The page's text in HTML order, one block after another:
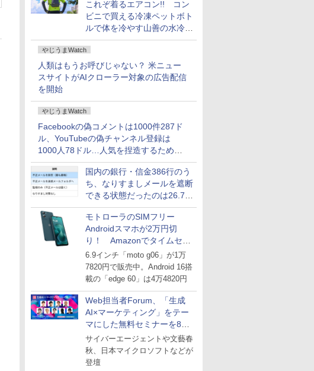
これぞ着るエアコン!! コン
ビニで買える冷凍ペットボト
ルで体を冷やす山善の水冷ベ
ストがロードバイクにちょう
どいい【ぼっち・ざ・ろー
ど！その14】
やじうまWatch
人類はもうお呼びじゃない？ 米ニュー
スサイトがAIクローラー対象の広告配信
を開始
やじうまWatch
Facebookの偽コメントは1000件287ド
ル、YouTubeの偽チャンネル登録は
1000人78ドル…人気を捏造するための
価格リストが公開中
国内の銀行・信金386行のう
ち、なりすましメールを遮断
できる状態だったのは26.7％
にとどまる～GMOブランド
セキュリティ調査
モトローラのSIMフリー
Androidスマホが2万円切
り！ Amazonでタイムセー
ル
6.9インチ「moto g06」が1万
7820円で販売中。Android 16搭
載の「edge 60」は4万4820円
Web担当者Forum、「生成
AI×マーケティング」をテー
マにした無料セミナーを8月
27日にオンライン開催
サイバーエージェントや文藝春
秋、日本マイクロソフトなどが
登壇